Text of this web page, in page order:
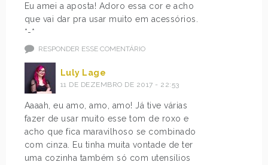
Eu amei a aposta! Adoro essa cor e acho
que vai dar pra usar muito em acessórios.
*-*
RESPONDER ESSE COMENTÁRIO
Luly Lage
11 DE DEZEMBRO DE 2017 - 22:53
Aaaah, eu amo, amo, amo! Já tive várias
fazer de usar muito esse tom de roxo e
acho que fica maravilhoso se combinado
com cinza. Eu tinha muita vontade de ter
uma cozinha também só com utensílios